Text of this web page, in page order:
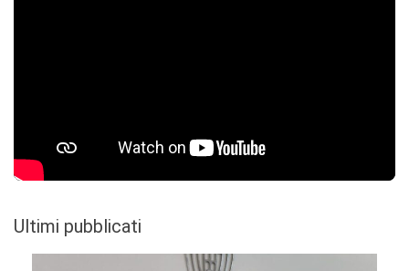
Ultimi pubblicati